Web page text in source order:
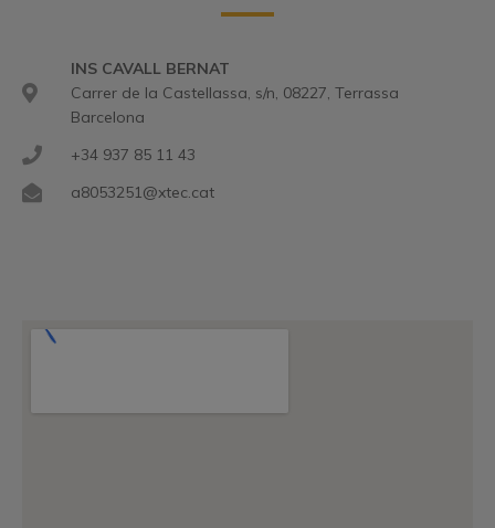
INS CAVALL BERNAT
Carrer de la Castellassa, s/n, 08227, Terrassa
Barcelona
+34 937 85 11 43
a8053251@xtec.cat